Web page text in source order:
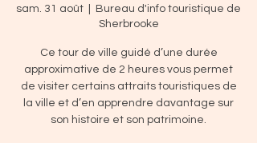
sam. 31 août
Bureau d'info touristique de
Sherbrooke
Ce tour de ville guidé d’une durée
approximative de 2 heures vous permet
de visiter certains attraits touristiques de
la ville et d’en apprendre davantage sur
son histoire et son patrimoine.